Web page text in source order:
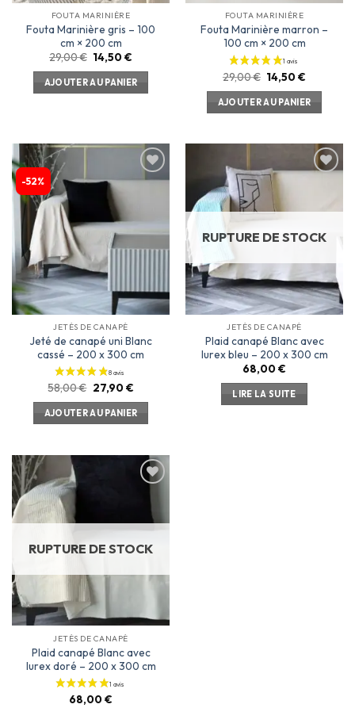
FOUTA MARINIÈRE
Fouta Marinière gris – 100
cm × 200 cm
29,00€ 14,50€
AJOUTER AU PANIER
FOUTA MARINIÈRE
Fouta Marinière marron –
100 cm × 200 cm
29,00€ 14,50€
AJOUTER AU PANIER
-52%
Ajouter
JETÉS DE CANAPÉ
Jeté de canapé uni Blanc
cassé – 200 x 300 cm
58,00€ 27,90 €
AJOUTER AU PANIER
RUPTURE DE STOCK
JETÉS DE CANAPÉ
Plaid canapé Blanc avec
lurex bleu – 200 x 300 cm
68,00 €
LIRE LA SUITE
à la
liste
RUPTURE DE STOCK
JETÉS DE CANAPÉ
Plaid canapé Blanc avec
lurex doré – 200 x 300 cm
68,00 €